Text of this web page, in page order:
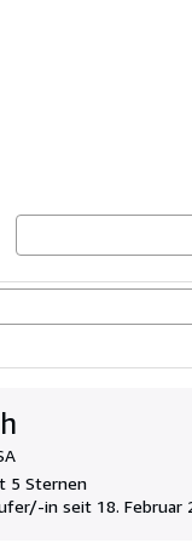
5 Sternen
in seit 18. Februar